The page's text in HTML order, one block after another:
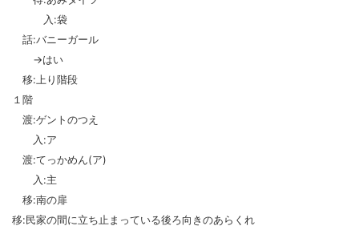
入:袋
話:バニーガール
→はい
移:上り階段
１階
渡:ゲントのつえ
入:ア
渡:てっかめん(ア)
入:主
移:南の扉
移:民家の間に立ち止まっている後ろ向きのあらくれ